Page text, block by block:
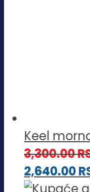
Keel
3,300.00
2,640.00